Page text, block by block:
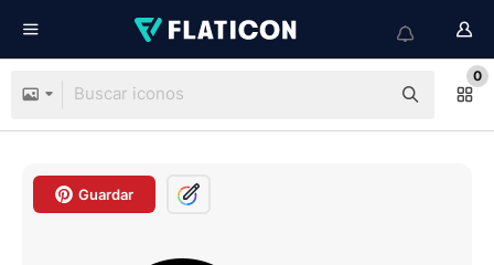
0
Guardar